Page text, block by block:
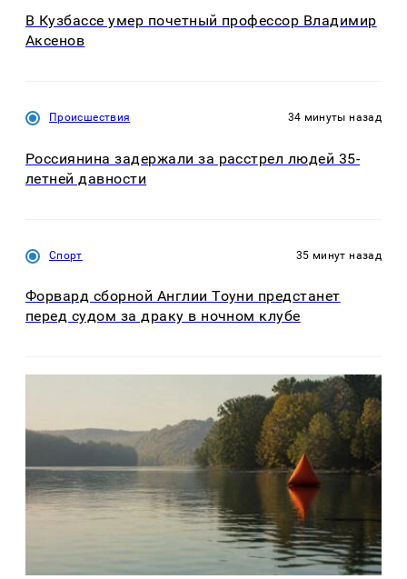
В Кузбассе умер почетный профессор Владимир
Аксенов
Происшествия 34 минуты назад
Россиянина задержали за расстрел людей 35-
летней давности
Спорт 35 минут назад
Форвард сборной Англии Тоуни предстанет
перед судом за драку в ночном клубе